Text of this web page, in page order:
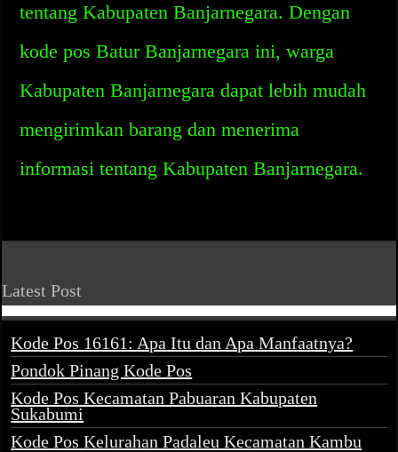
tentang Kabupaten Banjarnegara. Dengan
kode pos Batur Banjarnegara ini, warga
Kabupaten Banjarnegara dapat lebih mudah
mengirimkan barang dan menerima
informasi tentang Kabupaten Banjarnegara.
Latest Post
Kode Pos 16161: Apa Itu dan Apa Manfaatnya?
Pondok Pinang Kode Pos
Kode Pos Kecamatan Pabuaran Kabupaten
Sukabumi
Kode Pos Kelurahan Padaleu Kecamatan Kambu